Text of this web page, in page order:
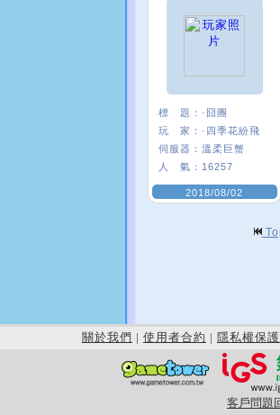
標 題： ·囧團
玩 家： ·四季花紛飛
伺服器： 溫柔巨蟹
人 氣： 16257
2018/08/02
關於我們 | 使用者合約 | 隱私權保護
客戶問題